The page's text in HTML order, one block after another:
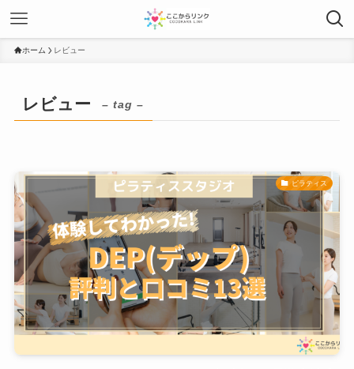
ホーム レビュー
レビュー – tag –
ピラティス